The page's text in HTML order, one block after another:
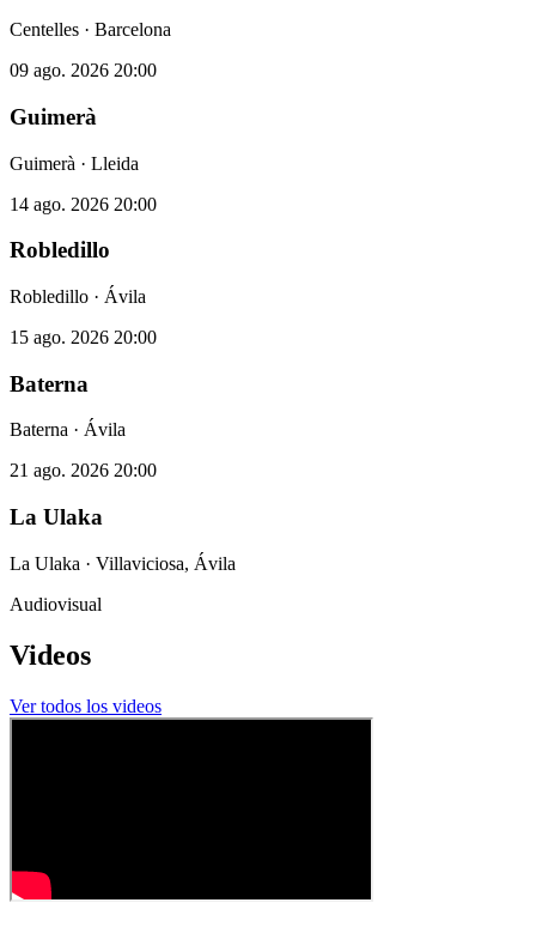
Centelles · Barcelona
09 ago. 2026 20:00
Guimerà
Guimerà · Lleida
14 ago. 2026 20:00
Robledillo
Robledillo · Ávila
15 ago. 2026 20:00
Baterna
Baterna · Ávila
21 ago. 2026 20:00
La Ulaka
La Ulaka · Villaviciosa, Ávila
Audiovisual
Videos
Ver todos los videos